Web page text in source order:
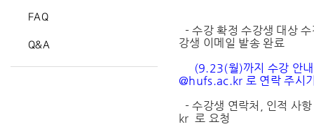
FAQ
Q&A
- 수강 확정 수강생 대상
강생 이메일 발송 완료
(9.23(월)까지 수강 안
@hufs.ac.kr 로 연락 주시
- 수강생 연락처, 인적 사
kr 로 요청